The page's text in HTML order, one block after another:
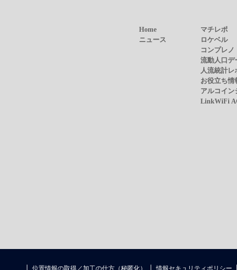
Home
ニュース
マチレポ
ロケベル
コンプレノ
流動人口デ
人流統計レ
お役立ち情
アルコイン
LinkWiFi
位置情報の取得／加工の仕方（秘匿化） 情報セキュリティポリシー